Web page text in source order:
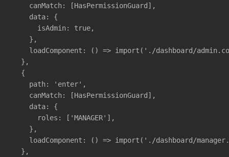
    canMatch: [HasPermissionGuard],
    data: {
      isAdmin: true,
    },
loadComponent: () => import('./dashboard/
  },
  {
    path: 'enter',
    canMatch: [HasPermissionGuard],
    data: {
      roles: ['MANAGER'],
    },
loadComponent: () => import('./dashboard/
  },